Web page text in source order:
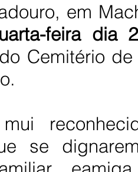
em
feira dia
Cemitério
se